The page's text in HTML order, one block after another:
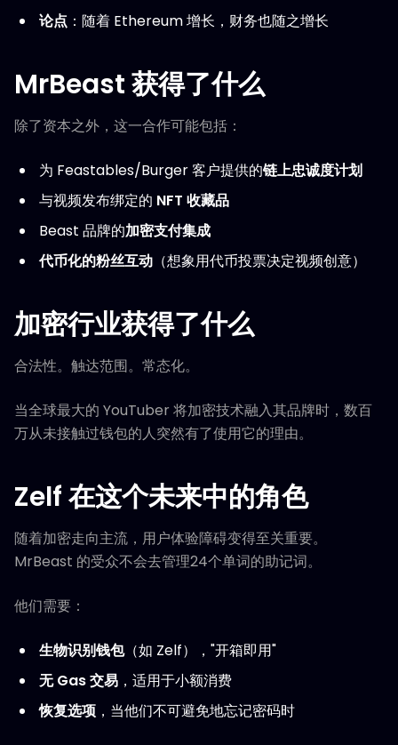
论点 ：随着 Ethereum 增长，财务也随之增长
MrBeast 获得了什么
除了资本之外，这一合作可能包括：
为 Feastables/Burger 客户提供的链上忠诚度计划
与视频发布绑定的 NFT 收藏品
Beast 品牌的加密支付集成
代币化的粉丝互动 （想象用代币投票决定视频创意）
加密行业获得了什么
合法性。触达范围。常态化。
当全球最大的 YouTuber 将加密技术融入其品牌时，数百
万从未接触过钱包的人突然有了使用它的理由。
Zelf 在这个未来中的角色
随着加密走向主流，用户体验障碍变得至关重要。
MrBeast 的受众不会去管理24个单词的助记词。
他们需要：
生物识别钱包（如 Zelf），"开箱即用"
无 Gas 交易 ，适用于小额消费
恢复选项 ，当他们不可避免地忘记密码时